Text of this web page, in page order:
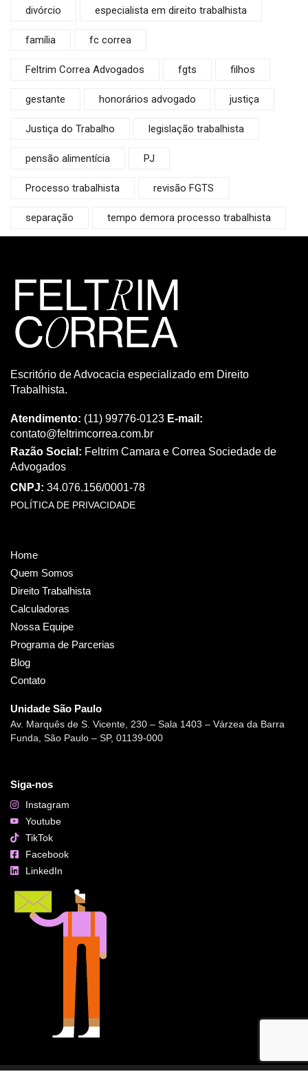
divórcio especialista em direito trabalhista
família fc correa
Feltrim Correa Advogados fgts filhos
gestante honorários advogado justiça
Justiça do Trabalho legislação trabalhista
pensão alimentícia PJ
Processo trabalhista revisão FGTS
separação tempo demora processo trabalhista
Escritório de Advocacia especializado em Direito
Trabalhista.
Atendimento: (11) 99776-0123 E-mail:
contato@feltrimcorrea.com.br
Razão Social: Feltrim Camara e Correa Sociedade de
Advogados
CNPJ: 34.076.156/0001-78
POLÍTICA DE PRIVACIDADE
Home
Quem Somos
Direito Trabalhista
Calculadoras
Nossa Equipe
Programa de Parcerias
Blog
Contato
Unidade São Paulo
Av. Marquês de S. Vicente, 230 – Sala 1403 – Várzea da Barra
Funda, São Paulo – SP, 01139-000
Siga-nos
Instagram
Youtube
TikTok
Facebook
LinkedIn